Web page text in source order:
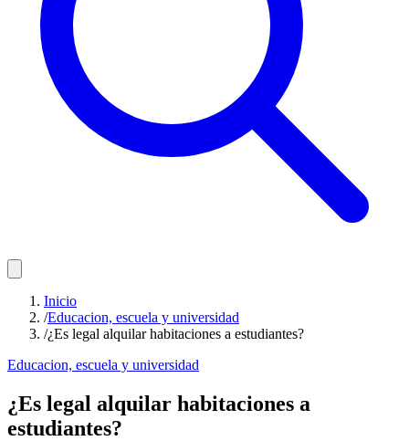
Inicio
/Educacion, escuela y universidad
/¿Es legal alquilar habitaciones a estudiantes?
Educacion, escuela y universidad
¿Es legal alquilar habitaciones a
estudiantes?